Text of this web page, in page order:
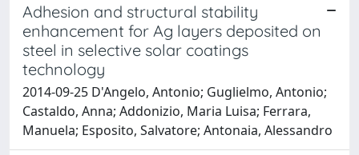
Adhesion and structural stability
enhancement for Ag layers deposited on
steel in selective solar coatings
technology
2014-09-25 D'Angelo, Antonio; Guglielmo, Antonio;
Castaldo, Anna; Addonizio, Maria Luisa; Ferrara,
Manuela; Esposito, Salvatore; Antonaia, Alessandro